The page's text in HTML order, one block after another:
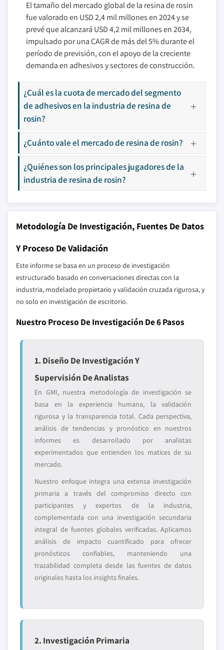
El tamaño del mercado global de la resina de rosin
fue valorado en USD 2,4 mil millones en 2024 y se
prevé que alcanzará USD 4,2 mil millones en 2034,
impulsado por una CAGR de más del 5% durante el
período de previsión, con el apoyo de la creciente
demanda en adhesivos y sectores de construcción.
¿Cuál es la cuota de mercado del segmento
de adhesivos en la industria de resina de
rosin?
¿Cuánto vale el mercado de resina de rosin?
¿Quiénes son los principales jugadores de la
industria de resina de rosin?
Metodología De Investigación, Fuentes De Datos
Y Proceso De Validación
Este informe se basa en un proceso de investigación
estructurado basado en conversaciones directas con la
industria, modelado propietario y validación cruzada rigurosa, y
no solo en investigación de escritorio.
Nuestro Proceso De Investigación De 6 Pasos
1. Diseño De Investigación Y
Supervisión De Analistas
En GMI, nuestra metodología de investigación se
basa en la experiencia humana, la validación
rigurosa y la transparencia total. Cada perspectiva,
análisis de tendencias y pronóstico en nuestros
informes es desarrollado por analistas
experimentados que entienden los matices de su
mercado.
Nuestro enfoque integra una extensa investigación
primaria a través del compromiso directo con
participantes y expertos de la industria,
complementada con una investigación secundaria
integral de fuentes globales verificadas. Aplicamos
análisis de impacto cuantificado para ofrecer
pronósticos confiables, manteniendo una
trazabilidad completa desde las fuentes de datos
originales hasta los insights finales.
2. Investigación Primaria